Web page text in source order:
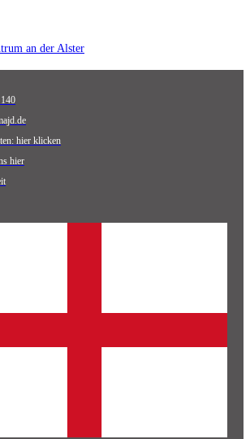
an der Alster
hier klicken
hier